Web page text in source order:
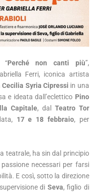
“Perché non canti più”,
Ferri, iconica artista
Cecilia Syria Cipressi in una
e ideata dall’eclettico Pino
Capitale, dal Teatro Tor
17 e 18 febbraio, per
teatrale, ha sin dal principio
necessari per farsi
E così, sotto la direzione
di Seva, figlio di